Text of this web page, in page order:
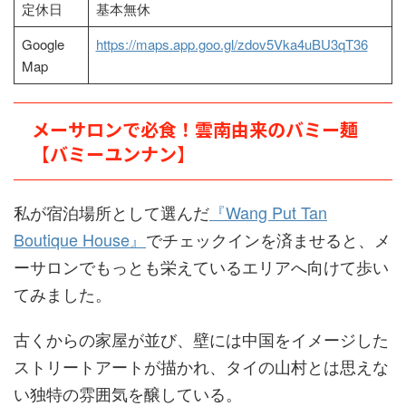
定休日
基本無休
Google
Map
https://maps.app.goo.gl/zdov5Vka4uBU3qT36
メーサロンで必食！雲南由来のバミー麺
【バミーユンナン】
私が宿泊場所として選んだ 『Wang Put Tan
Boutique House』 でチェックインを済ませると、メ
ーサロンでもっとも栄えているエリアへ向けて歩い
てみました。
古くからの家屋が並び、壁には中国をイメージした
ストリートアートが描かれ、タイの山村とは思えな
い独特の雰囲気を醸している。